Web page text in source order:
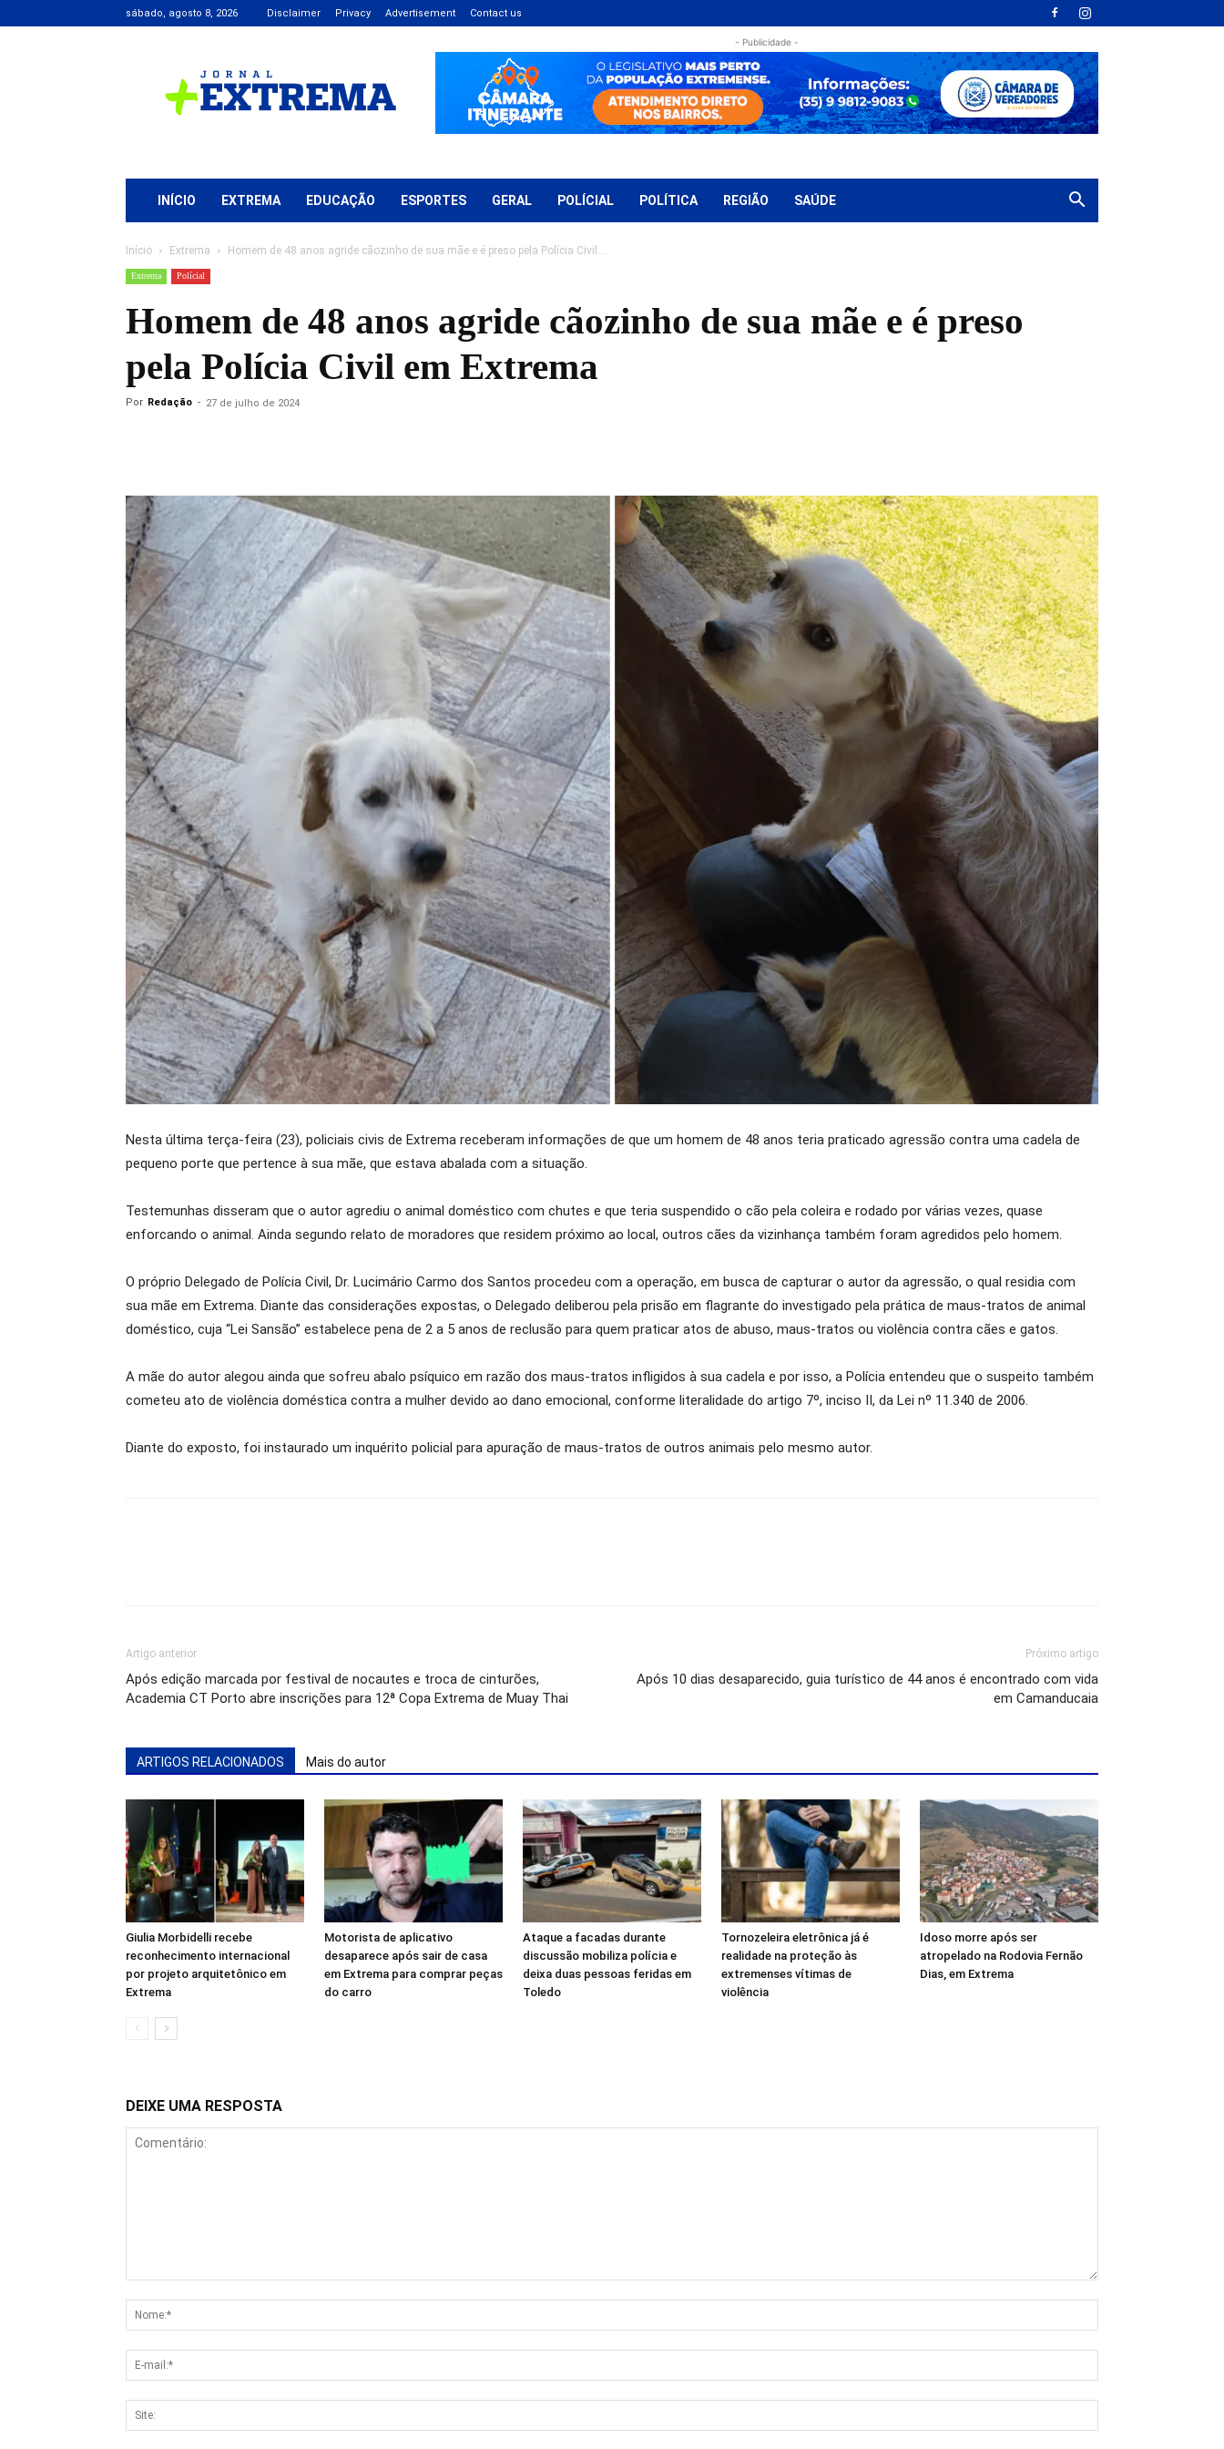
sábado, agosto 8, 2026 Disclaimer Privacy Advertisement Contact us
Extrema
- Publicidade -
INÍCIO EXTREMA EDUCAÇÃO ESPORTES GERAL POLÍCIAL POLÍTICA REGIÃO SAÚDE
Início Extrema Homem de 48 anos agride cãozinho de sua mãe e é preso pela Polícia Civil...
Extrema Polícial
Homem de 48 anos agride cãozinho de sua mãe e é preso
pela Polícia Civil em Extrema
Por Redação - 27 de julho de 2024
Nesta última terça-feira (23), policiais civis de Extrema receberam informações de que um homem de 48 anos teria praticado agressão contra uma cadela de
pequeno porte que pertence à sua mãe, que estava abalada com a situação.
Testemunhas disseram que o autor agrediu o animal doméstico com chutes e que teria suspendido o cão pela coleira e rodado por várias vezes, quase
enforcando o animal. Ainda segundo relato de moradores que residem próximo ao local, outros cães da vizinhança também foram agredidos pelo homem.
O próprio Delegado de Polícia Civil, Dr. Lucimário Carmo dos Santos procedeu com a operação, em busca de capturar o autor da agressão, o qual residia com
sua mãe em Extrema. Diante das considerações expostas, o Delegado deliberou pela prisão em flagrante do investigado pela prática de maus-tratos de animal
doméstico, cuja “Lei Sansão” estabelece pena de 2 a 5 anos de reclusão para quem praticar atos de abuso, maus-tratos ou violência contra cães e gatos.
A mãe do autor alegou ainda que sofreu abalo psíquico em razão dos maus-tratos infligidos à sua cadela e por isso, a Polícia entendeu que o suspeito também
cometeu ato de violência doméstica contra a mulher devido ao dano emocional, conforme literalidade do artigo 7º, inciso II, da Lei nº 11.340 de 2006.
Diante do exposto, foi instaurado um inquérito policial para apuração de maus-tratos de outros animais pelo mesmo autor.
Artigo anterior
Após edição marcada por festival de nocautes e troca de cinturões,
Academia CT Porto abre inscrições para 12ª Copa Extrema de Muay Thai
Próximo artigo
Após 10 dias desaparecido, guia turístico de 44 anos é encontrado com vida
em Camanducaia
ARTIGOS RELACIONADOS Mais do autor
Giulia Morbidelli recebe
reconhecimento internacional
por projeto arquitetônico em
Extrema
Motorista de aplicativo
desaparece após sair de casa
em Extrema para comprar peças
do carro
Ataque a facadas durante
discussão mobiliza polícia e
deixa duas pessoas feridas em
Toledo
Tornozeleira eletrônica já é
realidade na proteção às
extremenses vítimas de
violência
Idoso morre após ser
atropelado na Rodovia Fernão
Dias, em Extrema
DEIXE UMA RESPOSTA